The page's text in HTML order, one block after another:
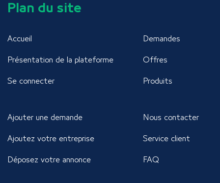
Plan du site
Accueil
Présentation de la plateforme
Se connecter
Demandes
Offres
Produits
Ajouter une demande
Ajoutez votre entreprise
Déposez votre annonce
Nous contacter
Service client
FAQ